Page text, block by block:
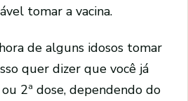
tomar a vacina.
de alguns idosos tomar
quer dizer que você já
2ª dose, dependendo do